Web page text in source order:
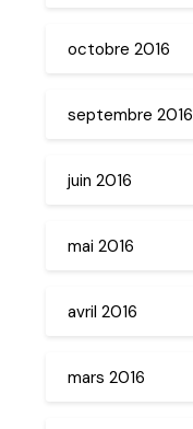
octobre 2016
septembre 2016
juin 2016
mai 2016
avril 2016
mars 2016